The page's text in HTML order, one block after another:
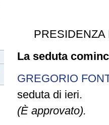
PRESIDENZA
La seduta
GREGORIO
seduta di ieri.
(È approvato).